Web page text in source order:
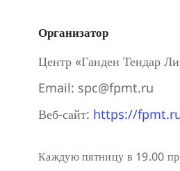
Организатор
Центр «Ганден Тендар
Email: spc@fpmt.ru
Веб-сайт: https://
Каждую пятницу в 19.00